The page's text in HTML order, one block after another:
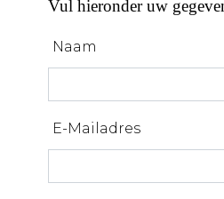
Vul hieronder uw
Naam
E-Mailadres